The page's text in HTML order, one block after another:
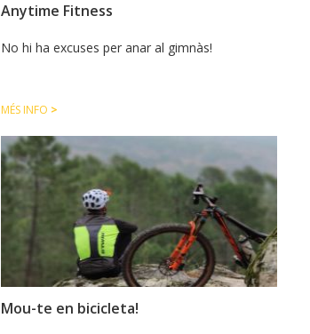
Anytime Fitness
No hi ha excuses per anar al gimnàs!
MÉS INFO >
Mou-te en bicicleta!